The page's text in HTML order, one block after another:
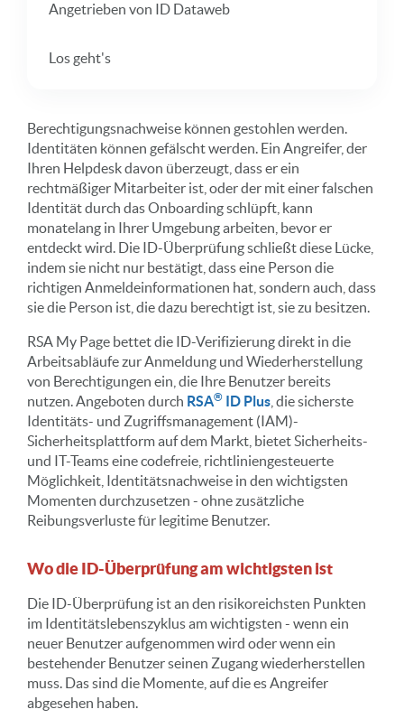
Angetrieben von ID Dataweb
Los geht's
Berechtigungsnachweise können gestohlen werden.
Identitäten können gefälscht werden. Ein Angreifer, der
Ihren Helpdesk davon überzeugt, dass er ein
rechtmäßiger Mitarbeiter ist, oder der mit einer falschen
Identität durch das Onboarding schlüpft, kann
monatelang in Ihrer Umgebung arbeiten, bevor er
entdeckt wird. Die ID-Überprüfung schließt diese Lücke,
indem sie nicht nur bestätigt, dass eine Person die
richtigen Anmeldeinformationen hat, sondern auch, dass
sie die Person ist, die dazu berechtigt ist, sie zu besitzen.
RSA My Page bettet die ID-Verifizierung direkt in die
Arbeitsabläufe zur Anmeldung und Wiederherstellung
von Berechtigungen ein, die Ihre Benutzer bereits
nutzen. Angeboten durch RSA® ID Plus , die sicherste
Identitäts- und Zugriffsmanagement (IAM)-
Sicherheitsplattform auf dem Markt, bietet Sicherheits-
und IT-Teams eine codefreie, richtliniengesteuerte
Möglichkeit, Identitätsnachweise in den wichtigsten
Momenten durchzusetzen - ohne zusätzliche
Reibungsverluste für legitime Benutzer.
Wo die ID-Überprüfung am wichtigsten ist
Die ID-Überprüfung ist an den risikoreichsten Punkten
im Identitätslebenszyklus am wichtigsten - wenn ein
neuer Benutzer aufgenommen wird oder wenn ein
bestehender Benutzer seinen Zugang wiederherstellen
muss. Das sind die Momente, auf die es Angreifer
abgesehen haben.